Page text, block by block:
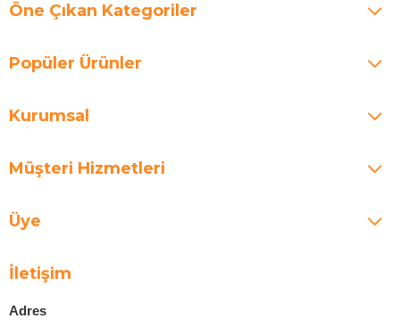
Öne Çıkan Kategoriler
Popüler Ürünler
Kurumsal
Müşteri Hizmetleri
Üye
İletişim
Adres